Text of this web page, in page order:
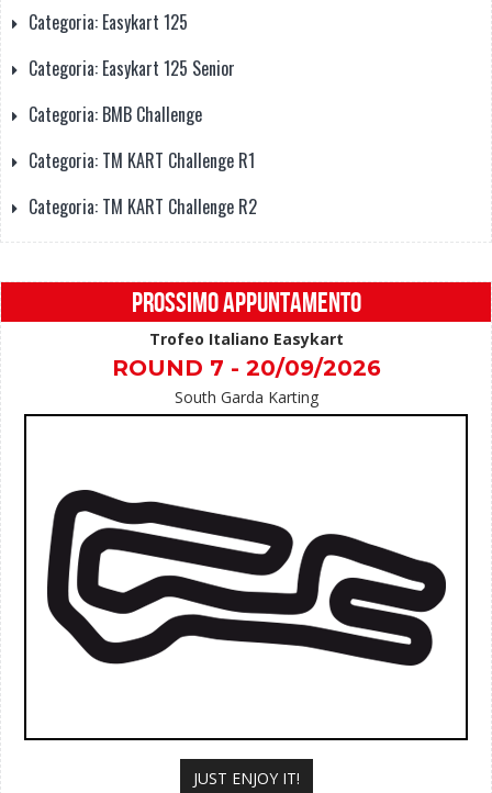
Categoria: Easykart 125
Categoria: Easykart 125 Senior
Categoria: BMB Challenge
Categoria: TM KART Challenge R1
Categoria: TM KART Challenge R2
PROSSIMO APPUNTAMENTO
Trofeo Italiano Easykart
ROUND 7 - 20/09/2026
South Garda Karting
JUST ENJOY IT!